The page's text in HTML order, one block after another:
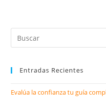
Entradas Recientes
Evalúa la confianza tu guía